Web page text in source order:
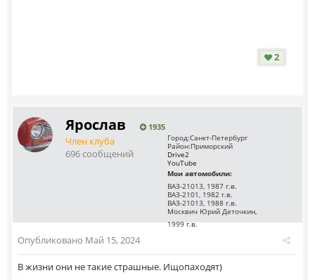
2
Ярослав 1935
Член клуба
696 сообщений
Город:Санкт-Петербург
Район:Приморский
Drive2
YouTube
Мои автомобили:
ВАЗ-21013, 1987 г.в.
ВАЗ-2101, 1982 г.в.
ВАЗ-21013, 1988 г.в.
Москвич Юрий Деточкин,
1999 г.в.
Опубликовано Май 15, 2024
В жизни они не такие страшные. Ищопаходят)